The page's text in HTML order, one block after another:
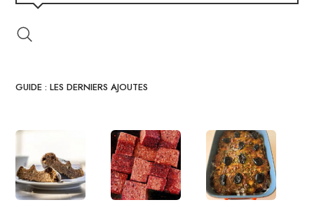
GUIDE : LES DERNIERS AJOUTES